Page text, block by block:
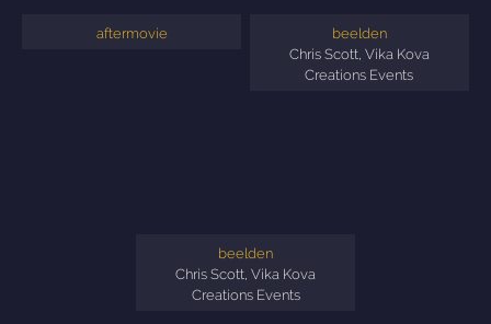
aftermovie
beelden
Chris Scott, Vika Kova
Creations Events
beelden
Chris Scott Vika Kova
Creations Events